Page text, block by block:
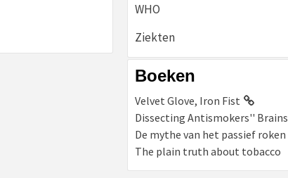
WHO
Ziekten
Boeken
Velvet Glove, Iron Fist
Dissecting Antismokers'' Brains
De mythe van het passief roken
The plain truth about tobacco